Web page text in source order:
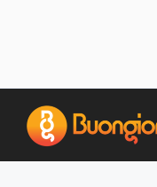
contenuto